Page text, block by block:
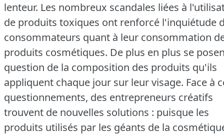
lenteur. Les nombreux scandales liées à
de produits toxiques ont renforcé l'inquiétude
consommateurs quant à leur consommation
produits cosmétiques. De plus en plus se
question de la composition des produits qu'ils
appliquent chaque jour sur leur visage. Face à
questionnements, des entrepreneurs créatifs
trouvent de nouvelles solutions : puisque les
produits utilisés par les géants de la